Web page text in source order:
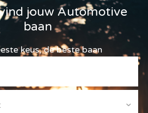
jouw Automotive
baan
keus, de beste baan